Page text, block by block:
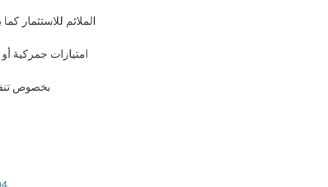
الملائم للاستثمار
امتيازات جمركية
بخصوص